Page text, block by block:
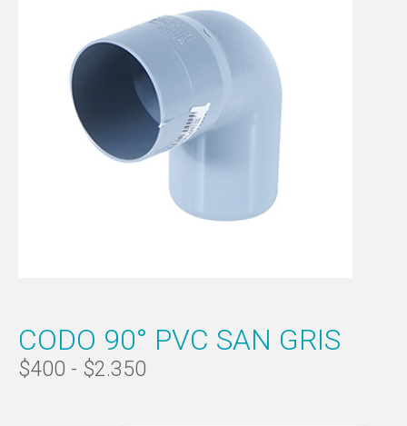
CODO 90° PVC SAN GRIS
$400 - $2.350